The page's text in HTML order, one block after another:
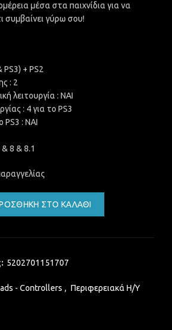
μέσα στα παιχνίδια για να
συμβαίνει γύρω σου!
PS3) + PS2
: 2
λειτουργία : ΝΑΙ
: 4 για το PS3
PS3 : ΝΑΙ
8 & 8.1
ΣΤΟ ΚΑΛΆΘΙ
5202701151707
- Controllers , Περιφερειακά Η/Υ